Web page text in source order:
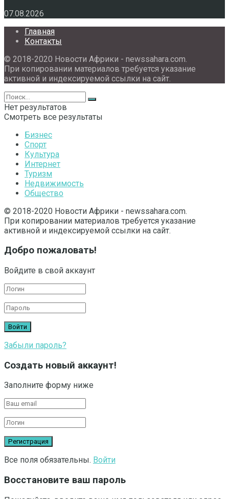
07.08.2026
Главная
Контакты
© 2018-2020 Новости Африки - newssahara.com.
При копировании материалов требуется указание
активной и индексируемой ссылки на сайт.
Нет результатов
Смотреть все результаты
Бизнес
Спорт
Культура
Интернет
Туризм
Недвижимость
Общество
© 2018-2020 Новости Африки - newssahara.com.
При копировании материалов требуется указание
активной и индексируемой ссылки на сайт.
Добро пожаловать!
Войдите в свой аккаунт
Забыли пароль?
Создать новый аккаунт!
Заполните форму ниже
Все поля обязательны. Войти
Восстановите ваш пароль